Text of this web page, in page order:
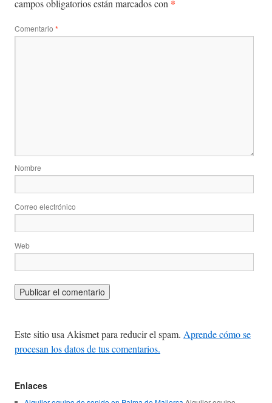
campos obligatorios están marcados con *
Comentario *
Nombre
Correo electrónico
Web
Este sitio usa Akismet para reducir el spam. Aprende cómo se
procesan los datos de tus comentarios.
Enlaces